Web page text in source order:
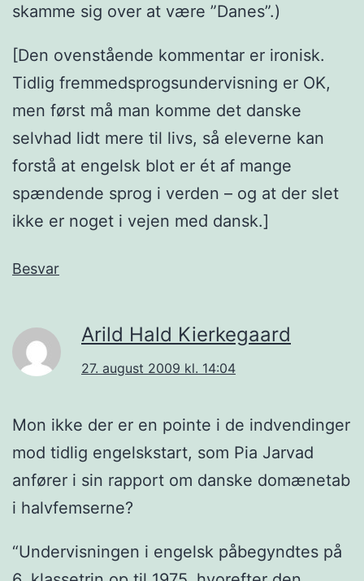
skamme sig over at være ”Danes”.)
[Den ovenstående kommentar er ironisk.
Tidlig fremmedsprogsundervisning er OK,
men først må man komme det danske
selvhad lidt mere til livs, så eleverne kan
forstå at engelsk blot er ét af mange
spændende sprog i verden – og at der slet
ikke er noget i vejen med dansk.]
Besvar
Arild Hald Kierkegaard
27. august 2009 kl. 14:04
Mon ikke der er en pointe i de indvendinger
mod tidlig engelskstart, som Pia Jarvad
anfører i sin rapport om danske domænetab
i halvfemserne?
“Undervisningen i engelsk påbegyndtes på